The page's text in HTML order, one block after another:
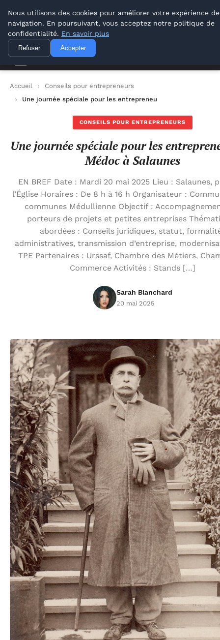
Lyon Photos
Lyon Photos
Accueil
Conseils pour entrepreneurs
Une journée spéciale pour les entrepreneurs du Médoc à
CONSEILS POUR ENTREPRENEURS
Une journée spéciale pour les
Médoc à Salaunes
EN BREF Date : Mardi 20 mai 2025 Lieu : Salaunes,
l’Église Horaires : De 8 h à 16 h Organisateur :
communes Médullienne Objectif :
porteurs de projets et petites entreprises
abordées : Conseils juridiques, statut,
administratives, transmission d’entreprise,
TPE Partenaires : Urssaf, Chambre des Métiers,
Commerce Activités : Stands […]
Sarah Blanchard
20 mai 2025
Nous utilisons des cookies pour améliorer votre expérience de
navigation. En poursuivant, vous acceptez notre politique de
confidentialité. En savoir plus
Refuser Accepter